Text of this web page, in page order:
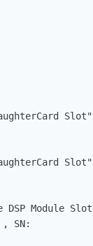
Slot"
Slot"
DSP Module
, SN: